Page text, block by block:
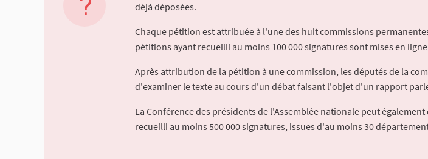
déjà déposées.
Chaque pétition est attribuée à l'une des huit commissions
pétitions ayant recueilli au moins 100 000 signatures sont mises en
Après attribution de la pétition à une commission, les députés de la
d'examiner le texte au cours d'un débat faisant l'objet d'un rapport
La Conférence des présidents de l'Assemblée nationale peut
recueilli au moins 500 000 signatures, issues d'au moins 30